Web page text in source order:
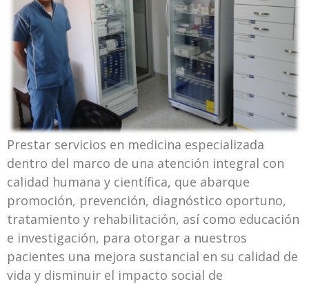
Prestar servicios en medicina especializada
dentro del marco de una atención integral con
calidad humana y científica, que abarque
promoción, prevención, diagnóstico oportuno,
tratamiento y rehabilitación, así como educación
e investigación, para otorgar a nuestros
pacientes una mejora sustancial en su calidad de
vida y disminuir el impacto social de